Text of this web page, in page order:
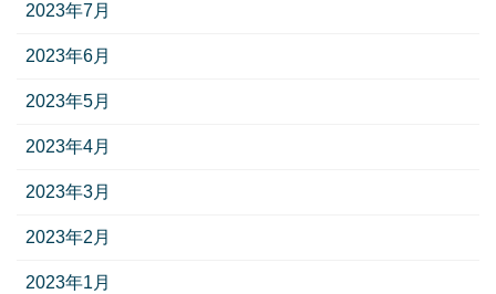
2023年7月
2023年6月
2023年5月
2023年4月
2023年3月
2023年2月
2023年1月